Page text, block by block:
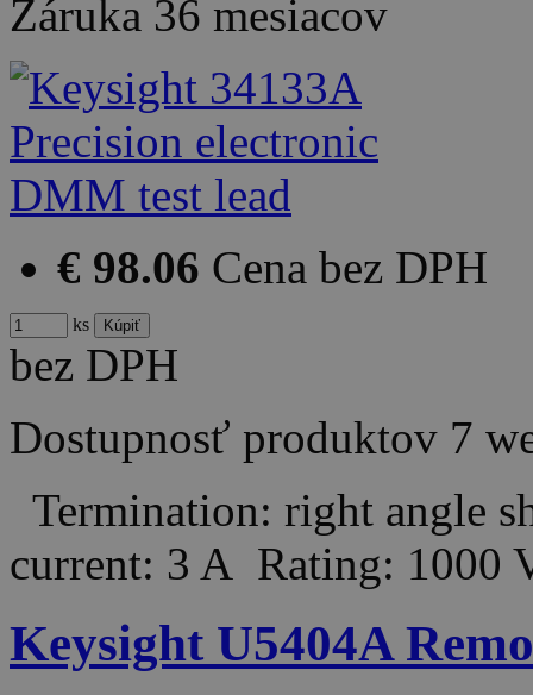
Záruka 36 mesiacov
€ 98.06 Cena bez DPH
ks
bez DPH
Dostupnosť produktov 7
Termination: right angle
current: 3 A Rating:
Keysight U5404A